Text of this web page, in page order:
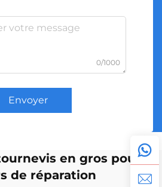
0/1000
Envoyer
en gros pour
de réparation